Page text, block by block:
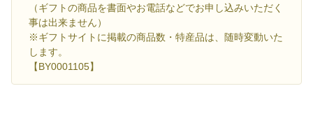
（ギフトの商品を書面やお電話などでお申し込みいただく
事は出来ません）
※ギフトサイトに掲載の商品数・特産品は、随時変動いた
します。
【BY0001105】